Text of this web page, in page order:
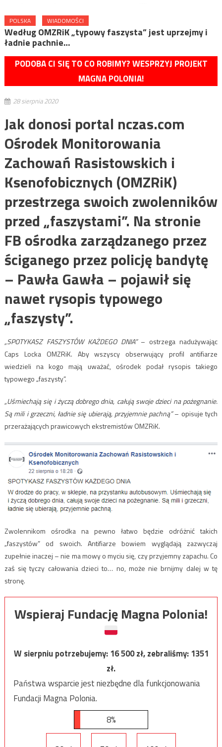
POLSKA WIADOMOŚCI
Według OMZRiK „typowy faszysta” jest uprzejmy i
ładnie pachnie…
PODOBA CI SIĘ TO CO ROBIMY? WESPRZYJ PROJEKT
MAGNA POLONIA!
28 sierpnia 2020
Jak donosi portal nczas.com
Ośrodek Monitorowania
Zachowań Rasistowskich i
Ksenofobicznych (OMZRiK)
przestrzega swoich zwolenników
przed „faszystami”. Na stronie
FB ośrodka zarządzanego przez
ściganego przez policję bandytę
– Pawła Gawła – pojawił się
nawet rysopis typowego
„faszysty”.
„SPOTYKASZ FASZYSTÓW KAŻDEGO DNIA”– ostrzega nadużywając
Caps Locka OMZRiK. Aby wszyscy obserwujący profil antifiarze
wiedzieli na kogo mają uważać, ośrodek podał rysopis takiego
typowego „faszysty”.
„Uśmiechają się i życzą dobrego dnia, całują swoje dzieci na pożegnanie.
Są mili i grzeczni, ładnie się ubierają, przyjemnie pachną”– opisuje tych
przerażających prawicowych ekstremistów OMZRiK.
Zwolennikom ośrodka na pewno łatwo będzie odróżnić takich
„faszystów” od swoich. Antifiarze bowiem wyglądają zazwyczaj
zupełnie inaczej – nie ma mowy o myciu się, czy przyjemny zapachu. Co
zaś się tyczy całowania dzieci to… no, może nie brnijmy dalej w tę
stronę.
Wspieraj Fundację Magna Polonia!
W sierpniu potrzebujemy:16 500zł, zebraliśmy:1351
zł.
Państwa wsparcie jest niezbędne dla funkcjonowania
Fundacji Magna Polonia.
8%